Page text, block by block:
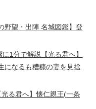
野望・出陣 名城図鑑】登
1分で解説【光る君へ】
になるも糟糠の妻を見捨
る君へ】懐仁親王(一条